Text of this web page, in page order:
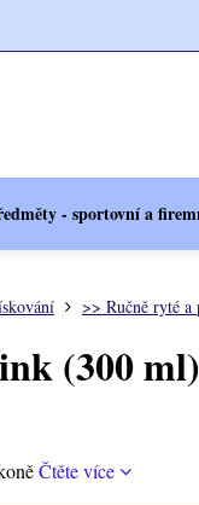
- sportovní a
>> Ručně ryté a
(300
Čtěte více